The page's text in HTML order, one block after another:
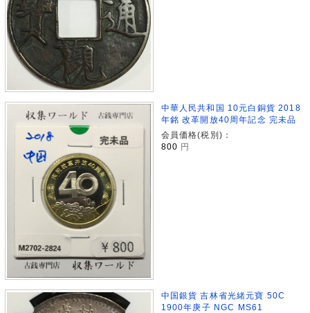
中華人民共和国 10元白銅貨 2018
年銘 改革開放40周年記念 完未品
会員価格(税別)：
800 円
中国銀貨 吉林省光緒元寶 50C
1900年庚子 NGC MS61